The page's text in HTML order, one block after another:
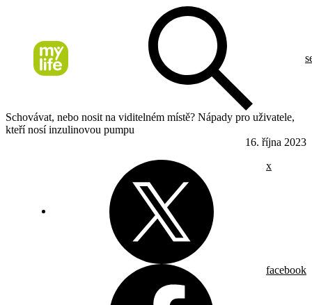
Schovávat, nebo nosit na viditelném místě? Nápady pro uživatele,
kteří nosí inzulinovou pumpu
16. října 2023
x
facebook